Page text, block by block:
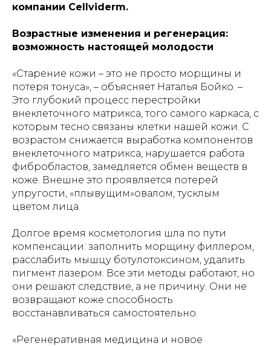
компании Cellviderm.
Возрастные изменения и регенерация:
возможность настоящей молодости
«Старение кожи – это не просто морщины и
потеря тонуса», – объясняет Наталья Бойко. –
Это глубокий процесс перестройки
внеклеточного матрикса, того самого каркаса, с
которым тесно связаны клетки нашей кожи. С
возрастом снижается выработка компонентов
внеклеточного матрикса, нарушается работа
фибробластов, замедляется обмен веществ в
коже. Внешне это проявляется потерей
упругости, «плывущим»овалом, тусклым
цветом лица.
Долгое время косметология шла по пути
компенсации: заполнить морщину филлером,
расслабить мышцу ботулотоксином, удалить
пигмент лазером. Все эти методы работают, но
они решают следствие, а не причину. Они не
возвращают коже способность
восстанавливаться самостоятельно.
«Регенеративная медицина и новое